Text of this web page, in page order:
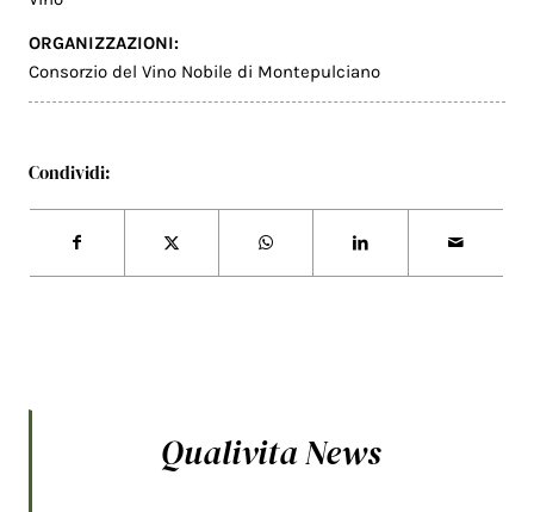
ORGANIZZAZIONI:
Consorzio del Vino Nobile di Montepulciano
Condividi:
Qualivita News